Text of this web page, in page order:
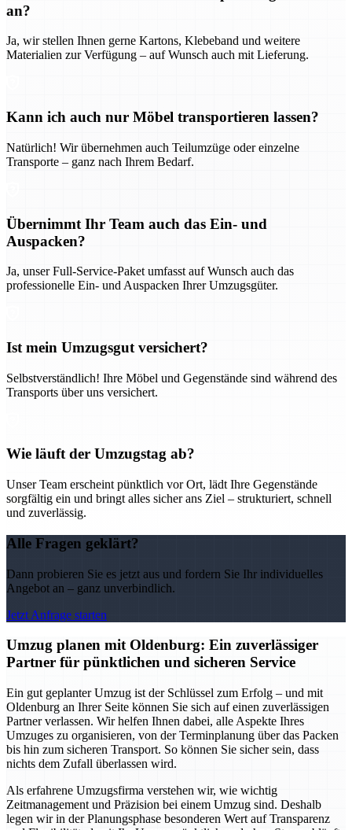
an?
Ja, wir stellen Ihnen gerne Kartons, Klebeband und weitere
Materialien zur Verfügung – auf Wunsch auch mit Lieferung.
Kann ich auch nur Möbel transportieren lassen?
Natürlich! Wir übernehmen auch Teilumzüge oder einzelne
Transporte – ganz nach Ihrem Bedarf.
Übernimmt Ihr Team auch das Ein- und
Auspacken?
Ja, unser Full-Service-Paket umfasst auf Wunsch auch das
professionelle Ein- und Auspacken Ihrer Umzugsgüter.
Ist mein Umzugsgut versichert?
Selbstverständlich! Ihre Möbel und Gegenstände sind während des
Transports über uns versichert.
Wie läuft der Umzugstag ab?
Unser Team erscheint pünktlich vor Ort, lädt Ihre Gegenstände
sorgfältig ein und bringt alles sicher ans Ziel – strukturiert, schnell
und zuverlässig.
Alle Fragen geklärt?
Dann probieren Sie es jetzt aus und fordern Sie Ihr individuelles
Angebot an – ganz unverbindlich.
Jetzt Anfrage starten
Umzug planen mit Oldenburg: Ein zuverlässiger
Partner für pünktlichen und sicheren Service
Ein gut geplanter Umzug ist der Schlüssel zum Erfolg – und mit
Oldenburg an Ihrer Seite können Sie sich auf einen zuverlässigen
Partner verlassen. Wir helfen Ihnen dabei, alle Aspekte Ihres
Umzuges zu organisieren, von der Terminplanung über das Packen
bis hin zum sicheren Transport. So können Sie sicher sein, dass
nichts dem Zufall überlassen wird.
Als erfahrene Umzugsfirma verstehen wir, wie wichtig
Zeitmanagement und Präzision bei einem Umzug sind. Deshalb
legen wir in der Planungsphase besonderen Wert auf Transparenz